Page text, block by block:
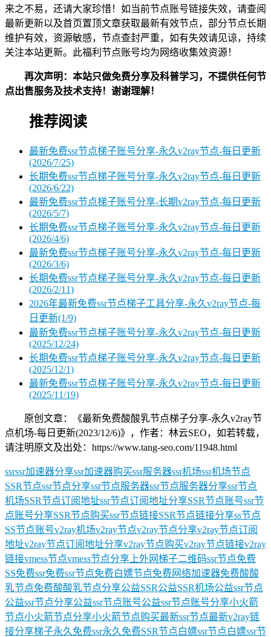
来之不易，还请大家珍惜！如当前节点账号链接失效，请查阅
最新更新以及首页置顶文章获取最新有效节点，部分节点长期
维护有效，资源敏感，节点查封严重，如有失效请见谅，持续
关注本站更新。此福利节点账号均为网络收集效资源！
再次声明：本站只做免费分享及科普学习，不提供任何节
点出售服务及技术支持！谢谢理解！
推荐阅读
最新免费ssr节点梯子账号分享-永久v2ray节点-每日更新
(2026/7/25)
长期免费ssr节点梯子账号分享-永久v2ray节点-每日更新
(2026/6/22)
最新免费ssr节点梯子账号分享-长期v2ray节点-每日更新
(2026/5/7)
长期免费ssr节点梯子账号分享-永久v2ray节点-每日更新
(2026/4/6)
最新免费ssr节点梯子账号分享-永久v2ray节点-每日更新
(2026/3/6)
长期免费ssr节点梯子账号分享-永久v2ray节点-每日更新
(2026/2/11)
2026年最新免费ssr节点梯子工具分享-永久v2ray节点-每
日更新(1/9)
最新免费ssr节点梯子账号分享-永久v2ray节点-每日更新
(2025/12/24)
长期免费ssr节点梯子账号分享-永久v2ray节点-每日更新
(2025/12/1)
最新免费ssr节点梯子账号分享-永久v2ray节点-每日更新
(2025/11/19)
原创文章：《最新免费酸酸乳节点梯子分享-永久v2ray节
点机场-每日更新(2023/12/6)》，作者：林云SEO，如若转载，
请注明原文及出处：https://www.tang-seo.com/11948.html
ssrssr加速器分享ssr加速器购买ssr服务器ssr机场ssr机场节点
SSR节点ssr节点分享ssr节点服务器ssr节点服务器分享ssr节点
机场SSR节点订阅地址ssr节点订阅地址分享SSR节点账号ssr节
点账号分享SSR节点购买ssr节点链接SSR节点链接分享ss节点
SS节点账号v2ray机场v2ray节点v2ray节点分享v2ray节点订阅
地址v2ray节点订阅地址分享v2ray节点购买v2ray节点链接v2ray
链接vmess节点vmess节点分享 上外网梯子二维码ssr节点免费
SS免费ssr免费ssr节点免费白嫖节点免费网络加速器免费酸酸
乳节点免费酸酸乳节点分享公益SSR公益SSR机场公益ssr节点
公益ssr节点分享公益ssr节点账号公益ssr节点账号分享小火箭
节点小火箭节点分享小火箭节点购买最新ssr节点最新v2ray链
接分享梯子永久免费ssr永久免费SSR节点白嫖ssr节点白嫖ssr节